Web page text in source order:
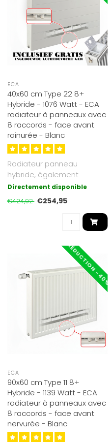
ECA
40x60 cm Type 22 8+
Hybride - 1076 Watt - ECA
radiateur à panneaux avec
8 raccords - face avant
rainurée - Blanc
Radiateur panneau
hybride, également
adapté basse
température. Jusqu’à 30 ..
Directement disponible
€424,92 €254,95
RÉDUCTION -40%
ECA
90x60 cm Type 11 8+
Hybride - 1139 Watt - ECA
radiateur à panneaux avec
8 raccords - face avant
nervurée - Blanc